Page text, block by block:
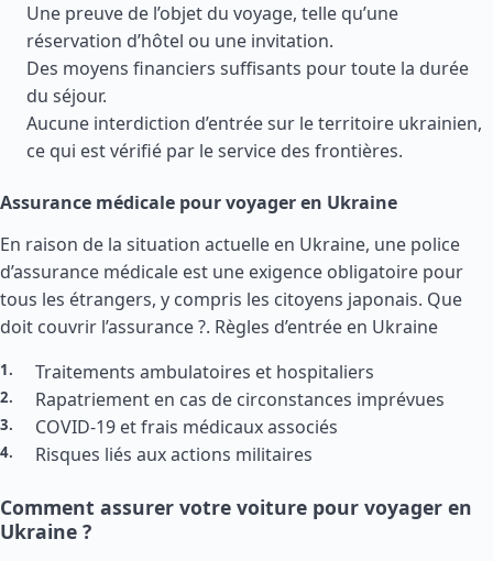
Une preuve de l’objet du voyage, telle qu’une
réservation d’hôtel ou une invitation.
Des moyens financiers suffisants pour toute la durée
du séjour.
Aucune interdiction d’entrée sur le territoire ukrainien,
ce qui est vérifié par le service des frontières.
Assurance médicale pour voyager en Ukraine
En raison de la situation actuelle en Ukraine, une police
d’assurance médicale est une exigence obligatoire pour
tous les étrangers, y compris les citoyens japonais. Que
doit couvrir l’assurance ?. Règles d’entrée en Ukraine
Traitements ambulatoires et hospitaliers
Rapatriement en cas de circonstances imprévues
COVID-19 et frais médicaux associés
Risques liés aux actions militaires
Comment assurer votre voiture pour voyager en
Ukraine ?